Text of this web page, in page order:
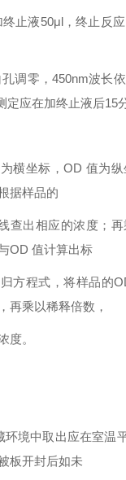
止液50μl，终止反
调零，450nm波长
定应在加终止液后15
横坐标，OD 值为
据样品的
查出相应的浓度；
OD 值计算出标
方程式，将样品的
再乘以稀释倍数，
度。
环境中取出应在室温
板开封后如未